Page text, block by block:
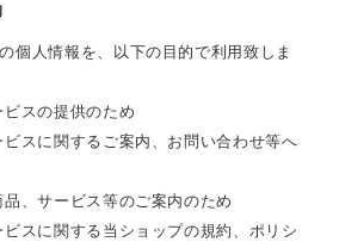
個人情報を、以下の目的で利用致しま
ビスの提供のため
ビスに関するご案内、お問い合わせ等へ
品、サービス等のご案内のため
ビスに関する当ショップの規約、ポリシ